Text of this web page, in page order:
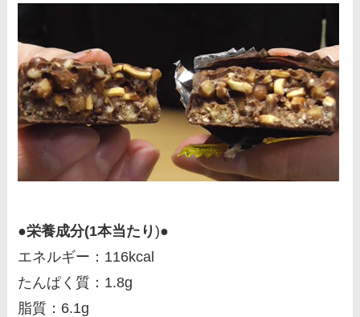
●栄養成分(1本当たり)●
エネルギー：116kcal
たんぱく質：1.8g
脂質：6.1g